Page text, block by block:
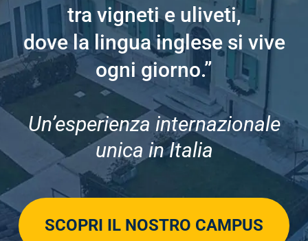
tra vigneti e uliveti,
dove la lingua inglese si vive
ogni giorno.”
Un’esperienza internazionale
unica in Italia
SCOPRI IL NOSTRO CAMPUS